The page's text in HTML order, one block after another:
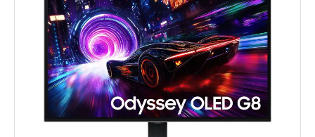
Ecran 27'' Samsung Gaming ODYSSEY G8
Noir OLED 240Hz 0.03ms 3840X2160
250cd/m² 2xHDMI DP 3xUSB Casque Pied
réglable hauteur orientable inclinable
Réf. Fabricant (P/N) :LS27FG810SUXEN